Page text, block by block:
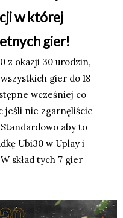
w której
gier!
z okazji 30 urodzin,
gier do 18
wcześniej co
jeśli nie zgarnęliście
aby to
Ubi30 w Uplay i
skład tych 7 gier